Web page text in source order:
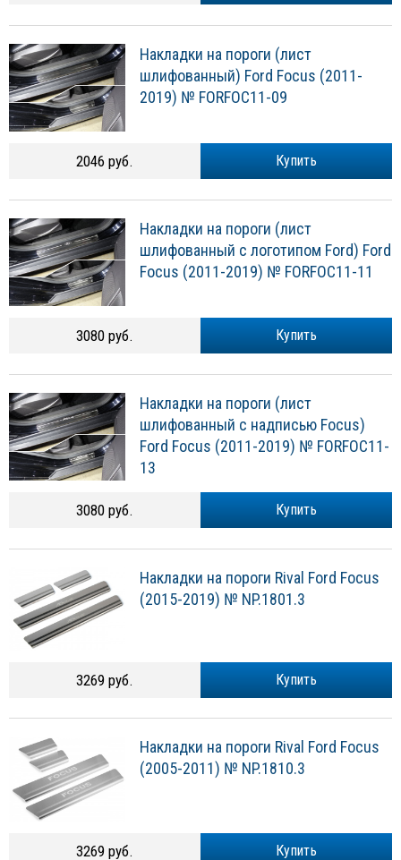
Накладки на пороги (лист
шлифованный) Ford Focus (2011-
2019) № FORFOC11-09
Купить
2046 руб.
Накладки на пороги (лист
шлифованный с логотипом Ford) Ford
Focus (2011-2019) № FORFOC11-11
Купить
3080 руб.
Накладки на пороги (лист
шлифованный с надписью Focus)
Ford Focus (2011-2019) № FORFOC11-
13
Купить
3080 руб.
Накладки на пороги Rival Ford Focus
(2015-2019) № NP.1801.3
Купить
3269 руб.
Накладки на пороги Rival Ford Focus
(2005-2011) № NP.1810.3
Купить
3269 руб.